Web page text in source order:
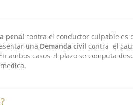
penal contra el conductor culpable es
una Demanda civil contra el
ambos casos el plazo se computa